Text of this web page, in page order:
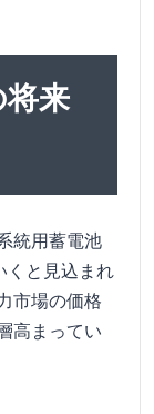
来
統用蓄電池
くと見込まれ
市場の価格
高まってい